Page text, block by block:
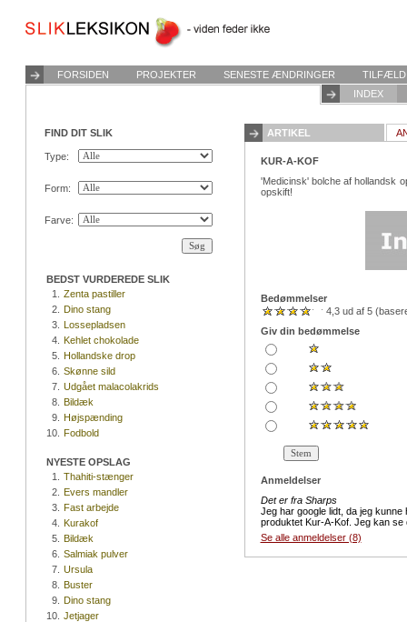
FORSIDEN PROJEKTER SENESTE ÆNDRINGER
INDEX
FIND DIT SLIK
Type:
Form:
Farve:
BEDST VURDEREDE SLIK
1.
Zenta pastiller
2. Dino stang
3. Lossepladsen
4. Kehlet chokolade
5. Hollandske drop
6. Skønne sild
7. Udgået malacolakrids
8. Bildæk
9. Højspænding
10. Fodbold
NYESTE OPSLAG
1.
Thahiti-stænger
2. Evers mandler
3. Fast arbejde
4. Kurakof
5. Bildæk
6. Salmiak pulver
7. Ursula
8. Buster
9. Dino stang
10. Jetjager
ARTIKEL
KUR-A-KOF
'Medicinsk' bolche af hollandsk
opskift!
Bedømmelser
4,3 ud af 5
Giv din bedømmelse
Anmeldelser
Det er fra Sharps
Jeg har google lidt, da jeg
produktet Kur-A-Kof. Jeg kan
Se alle anmeldelser (8)